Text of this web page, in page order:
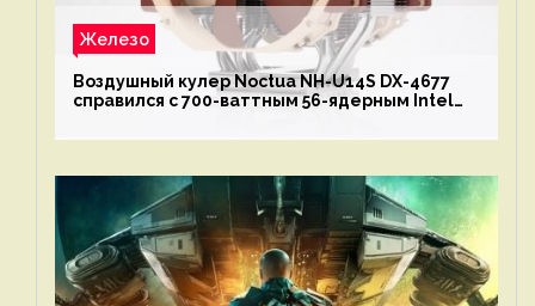
Железо
Воздушный кулер Noctua NH-U14S DX-4677
справился с 700-ваттным 56-ядерным Intel